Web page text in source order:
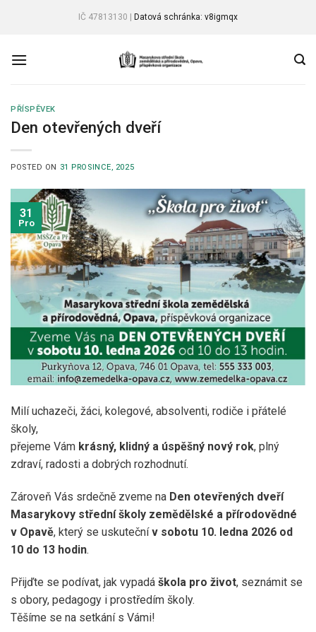
IČ 47813130 | Datová schránka: v8igmqx
PŘÍSPĚVEK
Den otevřených dveří
POSTED ON 31 PROSINCE, 2025
31
Pro
Milí uchazeči, žáci, kolegové, absolventi, rodiče i přátelé
školy,
přejeme Vám krásný, klidný a úspěšný nový rok, plný
zdraví, radosti a dobrých rozhodnutí.
Zároveň Vás srdečně zveme na Den otevřených dveří
Masarykovy střední školy zemědělské a přírodovědné
v Opavě, který se uskutečnív sobotu 10. ledna 2026 od
10 do 13 hodin.
Přijďte se podívat, jak vypadá škola pro život, seznámit se
s obory, pedagogy i prostředím školy.
Těšíme se na setkání s Vámi!